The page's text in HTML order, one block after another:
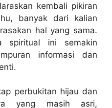
kembali pikiran
banyak dari kalian
hal yang sama.
spiritual ini semakin
informasi dan
perbukitan hijau dan
yang masih asri,